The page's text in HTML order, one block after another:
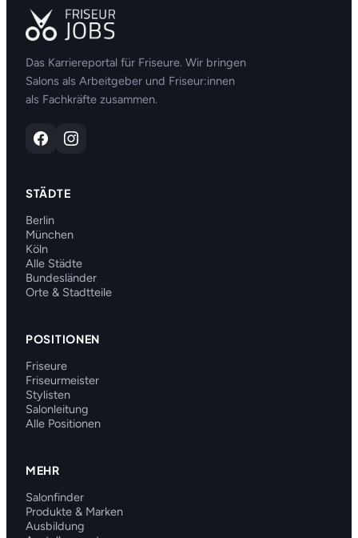
Das Karriereportal für Friseure. Wir bringen
Salons als Arbeitgeber und Friseur:innen
als Fachkräfte zusammen.
STÄDTE
Berlin
München
Köln
Alle Städte
Bundesländer
Orte & Stadtteile
POSITIONEN
Friseure
Friseurmeister
Stylisten
Salonleitung
Alle Positionen
MEHR
Salonfinder
Produkte & Marken
Ausbildung